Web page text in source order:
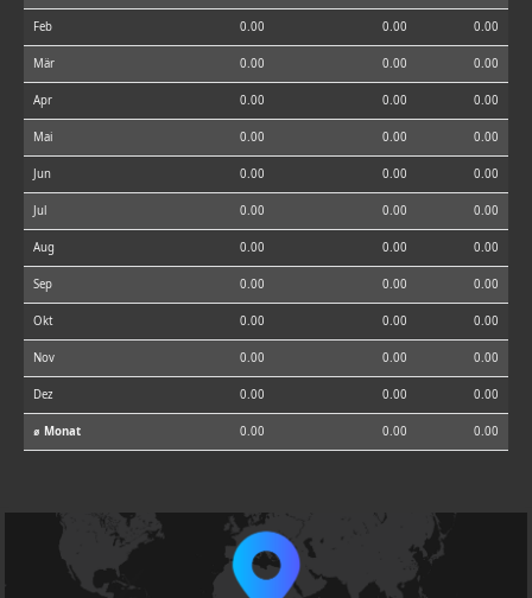
Feb 0.00 0.00 0.00
Mär 0.00 0.00 0.00
Apr 0.00 0.00 0.00
Mai 0.00 0.00 0.00
Jun 0.00 0.00 0.00
Jul 0.00 0.00 0.00
Aug 0.00 0.00 0.00
Sep 0.00 0.00 0.00
Okt 0.00 0.00 0.00
Nov 0.00 0.00 0.00
Dez 0.00 0.00 0.00
⌀ Monat 0.00 0.00 0.00